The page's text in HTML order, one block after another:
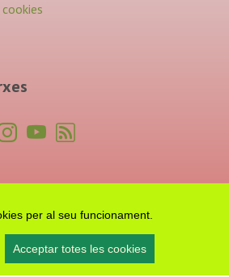
per al seu funcionament.
Acceptar totes les cookies